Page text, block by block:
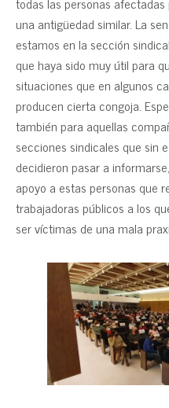
una antigüedad similar. La
estamos en la sección
que haya sido muy útil para
situaciones que en algunos
producen cierta congoja.
también para aquellas
secciones sindicales que sin
decidieron pasar a
apoyo a estas personas que
trabajadoras públicos a los
ser víctimas de una mala